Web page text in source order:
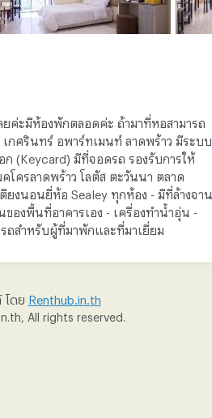
ยค่ะมีห้องพักตลอดค่ะ ถ้ามาที่หอสามารถ
กศรินทร์ อพาร์ทเมนท์ ลาดพร้าว มีระบบ
(Keycard) มีที่จอดรถ รองรับการให้
โครลาดพร้าว โลตัส ตะวันนา ตลาด
ยงนอนยี่ห้อ Sealey ทุกห้อง - มีที่ล้างจาน
องพื้นที่อาคารเอง - เครื่องทำน้ำอุ่น -
ถสำหรับผู้ที่มาพักและที่มาเยี่ยม
โดย Renthub.in.th
All rights reserved.